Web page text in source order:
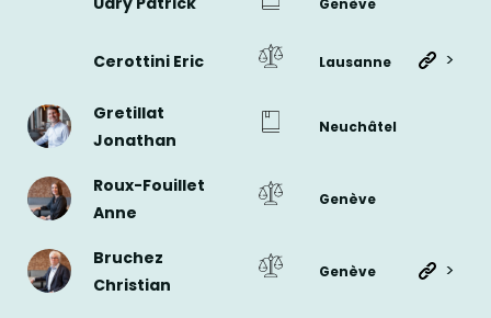
Genève
Cerottini Eric Lausanne >
Gretillat
Jonathan
Neuchâtel
Roux-Fouillet
Anne
Genève
Bruchez
Christian
Genève >